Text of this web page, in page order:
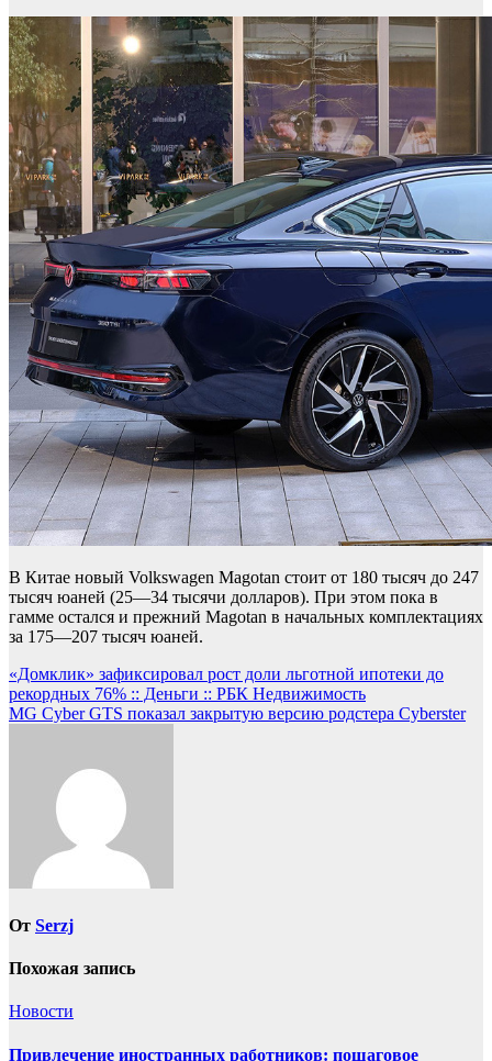
В Китае новый Volkswagen Magotan стоит от 180 тысяч до 247
тысяч юаней (25—34 тысячи долларов). При этом пока в
гамме остался и прежний Magotan в начальных комплектациях
за 175—207 тысяч юаней.
Навигация
по
«Домклик» зафиксировал рост доли льготной ипотеки до
рекордных 76% :: Деньги :: РБК Недвижимость
MG Cyber GTS показал закрытую версию родстера Cyberster
От Serzj
Похожая запись
Новости
Привлечение иностранных работников: пошаговое